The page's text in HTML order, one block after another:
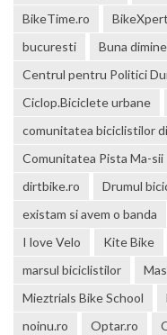
BikeTime.ro
BikeXpert
bucuresti
Buna
Centrul pentru Politici
Ciclop.Biciclete urbane
comunitatea biciclistilor
Comunitatea Pista Ma-sii
dirtbike.ro
Drumul
existam si avem o banda
I love Velo
Kite Bike
marsul biciclistilor
Mieztrials Bike School
noinu.ro
Optar.ro